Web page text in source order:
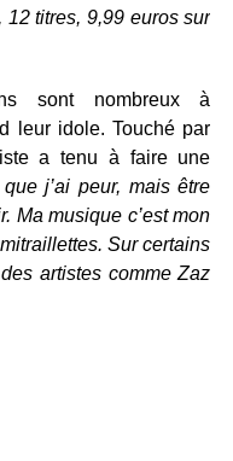
titres, 9,99 euros sur
sont nombreux à
leur idole. Touché par
a tenu à faire une
j’ai peur, mais être
Ma musique c’est mon
Sur certains
artistes comme Zaz